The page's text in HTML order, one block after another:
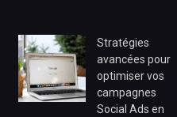
Stratégies
avancées pour
optimiser vos
campagnes
Social Ads en